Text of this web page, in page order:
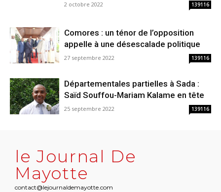
2 octobre 2022 139116
Comores : un ténor de l’opposition
appelle à une désescalade politique
27 septembre 2022 139116
Départementales partielles à Sada :
Saïd Souffou-Mariam Kalame en tête
25 septembre 2022 139116
le Journal De
Mayotte
contact@lejournaldemayotte.com